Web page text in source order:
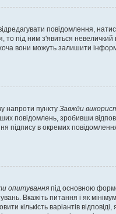
повідомлення,
під ним з'явиться невеличкий
вони можуть залишити
напроти пункту Завжди
повідомлень, зробивши
підпису в окремих
опитування під основною
Вкажіть питання і як мінімум
кількість варіантів відповіді,